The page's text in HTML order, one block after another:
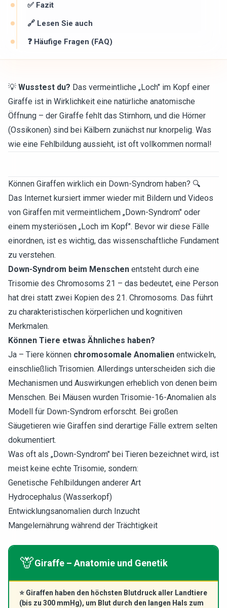
✅ Fazit
🔗 Lesen Sie auch
❓ Häufige Fragen (FAQ)
💡 Wusstest du? Das vermeintliche „Loch" im Kopf einer
Giraffe ist in Wirklichkeit eine natürliche anatomische
Öffnung – der Giraffe fehlt das Stirnhorn, und die Hörner
(Ossikonen) sind bei Kälbern zunächst nur knorpelig. Was
wie eine Fehlbildung aussieht, ist oft vollkommen normal!
Können Giraffen wirklich ein Down-Syndrom haben? 🔍
Das Internet kursiert immer wieder mit Bildern und Videos
von Giraffen mit vermeintlichem „Down-Syndrom" oder
einem mysteriösen „Loch im Kopf". Bevor wir diese Fälle
einordnen, ist es wichtig, das wissenschaftliche Fundament
zu verstehen.
Down-Syndrom beim Menschen entsteht durch eine
Trisomie des Chromosoms 21 – das bedeutet, eine Person
hat drei statt zwei Kopien des 21. Chromosoms. Das führt
zu charakteristischen körperlichen und kognitiven
Merkmalen.
Können Tiere etwas Ähnliches haben?
Ja – Tiere können chromosomale Anomalien entwickeln,
einschließlich Trisomien. Allerdings unterscheiden sich die
Mechanismen und Auswirkungen erheblich von denen beim
Menschen. Bei Mäusen wurden Trisomie-16-Anomalien als
Modell für Down-Syndrom erforscht. Bei großen
Säugetieren wie Giraffen sind derartige Fälle extrem selten
dokumentiert.
Was oft als „Down-Syndrom" bei Tieren bezeichnet wird, ist
meist keine echte Trisomie, sondern:
Genetische Fehlbildungen anderer Art
Hydrocephalus (Wasserkopf)
Entwicklungsanomalien durch Inzucht
Mangelernährung während der Trächtigkeit
🦒Giraffe – Anatomie und Genetik
⭐ Giraffen haben den höchsten Blutdruck aller Landtiere
(bis zu 300 mmHg), um Blut durch den langen Hals zum